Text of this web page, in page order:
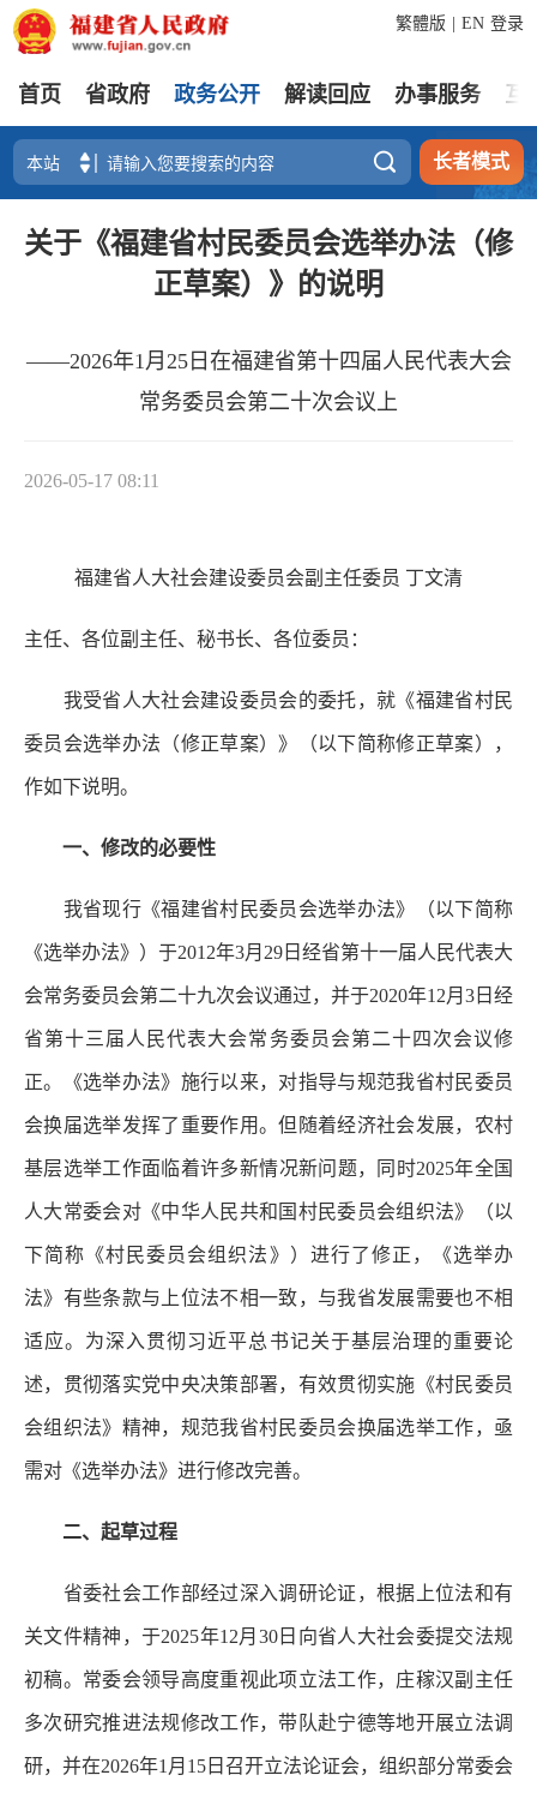
登录
繁體版 EN
首页 省政府 政务公开 解读回应 办事服务 互
 长者模式
关于《福建省村民委员会选举办法（修
正草案）》的说明
——2026年1月25日在福建省第十四届人民代表大会
常务委员会第二十次会议上
2026-05-17 08:11
福建省人大社会建设委员会副主任委员 丁文清
主任、各位副主任、秘书长、各位委员：
我受省人大社会建设委员会的委托，就《福建省村民
委员会选举办法（修正草案）》（以下简称修正草案），
作如下说明。
一、修改的必要性
我省现行《福建省村民委员会选举办法》（以下简称
《选举办法》）于2012年3月29日经省第十一届人民代表大
会常务委员会第二十九次会议通过，并于2020年12月3日经
省第十三届人民代表大会常务委员会第二十四次会议修
正。《选举办法》施行以来，对指导与规范我省村民委员
会换届选举发挥了重要作用。但随着经济社会发展，农村
基层选举工作面临着许多新情况新问题，同时2025年全国
人大常委会对《中华人民共和国村民委员会组织法》（以
下简称《村民委员会组织法》）进行了修正，《选举办
法》有些条款与上位法不相一致，与我省发展需要也不相
适应。为深入贯彻习近平总书记关于基层治理的重要论
述，贯彻落实党中央决策部署，有效贯彻实施《村民委员
会组织法》精神，规范我省村民委员会换届选举工作，亟
需对《选举办法》进行修改完善。
二、起草过程
省委社会工作部经过深入调研论证，根据上位法和有
关文件精神，于2025年12月30日向省人大社会委提交法规
初稿。常委会领导高度重视此项立法工作，庄稼汉副主任
多次研究推进法规修改工作，带队赴宁德等地开展立法调
研，并在2026年1月15日召开立法论证会，组织部分常委会